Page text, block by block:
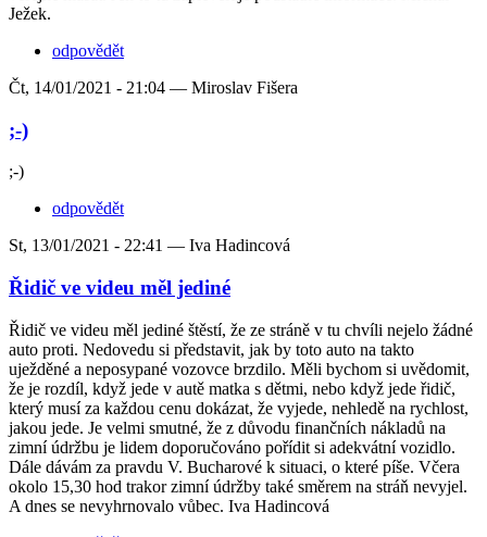
Ježek.
odpovědět
Čt, 14/01/2021 - 21:04 — Miroslav Fišera
;-)
;-)
odpovědět
St, 13/01/2021 - 22:41 — Iva Hadincová
Řidič ve videu měl jediné
Řidič ve videu měl jediné štěstí, že ze stráně v tu chvíli nejelo žádné
auto proti. Nedovedu si představit, jak by toto auto na takto
uježděné a neposypané vozovce brzdilo. Měli bychom si uvědomit,
že je rozdíl, když jede v autě matka s dětmi, nebo když jede řidič,
který musí za každou cenu dokázat, že vyjede, nehledě na rychlost,
jakou jede. Je velmi smutné, že z důvodu finančních nákladů na
zimní údržbu je lidem doporučováno pořídit si adekvátní vozidlo.
Dále dávám za pravdu V. Bucharové k situaci, o které píše. Včera
okolo 15,30 hod trakor zimní údržby také směrem na stráň nevyjel.
A dnes se nevyhrnovalo vůbec. Iva Hadincová